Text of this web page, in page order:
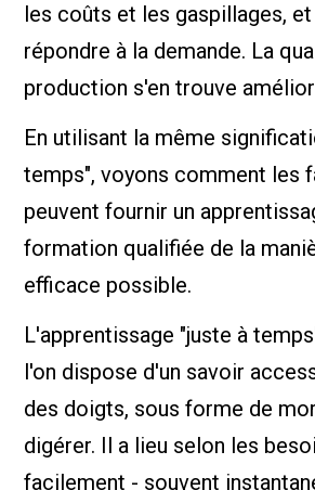
les coûts et les gaspillages,
répondre à la demande. La
production s'en trouve
En utilisant la même
temps", voyons comment les
peuvent fournir un
formation qualifiée de la
efficace possible.
L'apprentissage "juste à
l'on dispose d'un savoir
des doigts, sous forme de
digérer. Il a lieu selon les
facilement - souvent